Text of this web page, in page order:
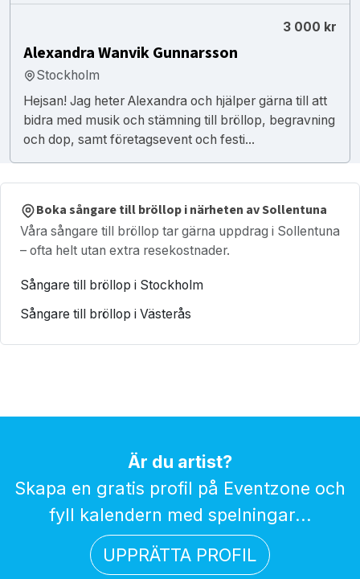
3 000 kr
Alexandra Wanvik Gunnarsson
Stockholm
Hejsan! Jag heter Alexandra och hjälper gärna till att
bidra med musik och stämning till bröllop, begravning
och dop, samt företagsevent och festi...
Boka sångare till bröllop i närheten av Sollentuna
Våra sångare till bröllop tar gärna uppdrag i Sollentuna
– ofta helt utan extra resekostnader.
Sångare till bröllop i Stockholm
Sångare till bröllop i Västerås
Är du artist?
Skapa en gratis profil på Eventzone och
fyll kalendern med spelningar...
UPPRÄTTA PROFIL